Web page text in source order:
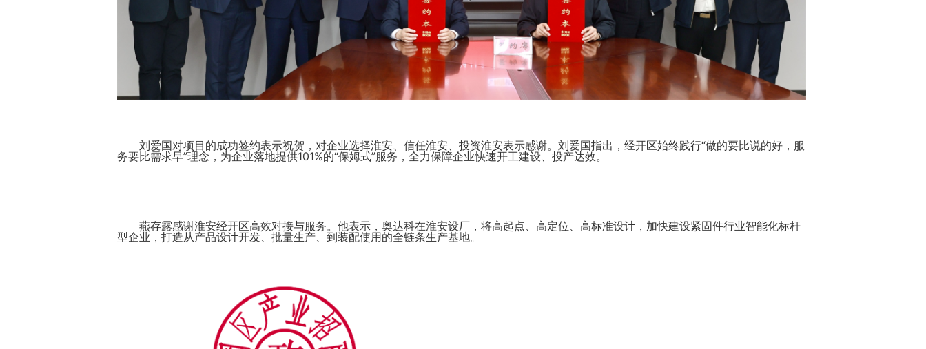
刘爱国对项目的成功签约表示祝贺，对企业选择淮安、信任淮安、投资淮安表示感谢。刘爱国指出，经开区始终践行“做的要比说的好，服
务要比需求早”理念，为企业落地提供101%的“保姆式”服务，全力保障企业快速开工建设、投产达效。
燕存露感谢淮安经开区高效对接与服务。他表示，奥达科在淮安设厂，将高起点、高定位、高标准设计，加快建设紧固件行业智能化标杆
型企业，打造从产品设计开发、批量生产、到装配使用的全链条生产基地。